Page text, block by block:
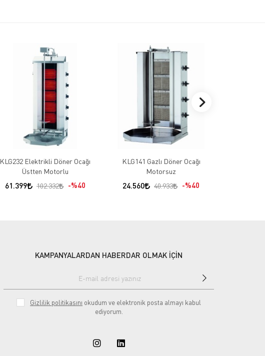
KLG232 Elektrikli Döner Ocağı
Üstten Motorlu
61.399 102.332 %40
KLG141 Gazlı Döner Ocağı
Motorsuz
24.560 40.933 %40
KAMPANYALARDAN HABERDAR OLMAK İÇİN
Gizlilik politikasını okudum ve elektronik posta almayı kabul
ediyorum.